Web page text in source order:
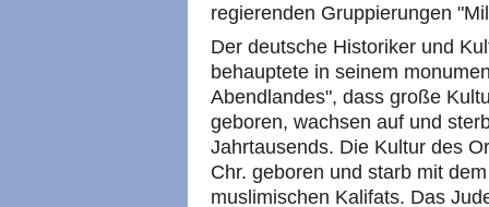
regierenden Gruppierungen
Der deutsche Historiker und
behauptete in seinem
Abendlandes", dass große
geboren, wachsen auf und
Jahrtausends. Die Kultur des
Chr. geboren und starb mit
muslimischen Kalifats. Das